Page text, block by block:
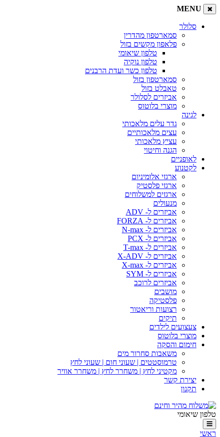
MENU
סלולר
סמארטפון מהדרין
פלאפון מקשים בזול
טלפון שיאומי
טלפון נוקיה
טלפון כשר ועדת הרבנים
סמארטפון בזול
טאבלט בזול
אביזרים לסלולר
מוצרי בלוטוס
לגינה
גדר עלים מלאכותי
עצים מלאכותיים
עציץ מלאכותי
הגנה וחיטוי
לאופניים
לקטנוע
ארגזי אלומיניום
ארגזי פלסטיק
ארגזים למשלוחים
מנעולים
אביזרים ל- ADV
אביזרים ל- FORZA
אביזרים ל- N-max
אביזרים ל- PCX
אביזרים ל- T-max
אביזרים ל- X-ADV
אביזרים ל- X-max
אביזרים ל- SYM
אביזרים לרוכב
מושבים
פלסטיקה
רצועות וריאטור
תיקים
צעצועים לילדים
מוצרי בלוטוס
חימום והסקה
משאבות סחרור מים
טרמוסטטים | שעוני חום | שעוני לחץ
מקטיני לחץ | משחרר לחץ | משחרר אוויר
יצירת קשר
תקנון
טלפון שיאומי
ראשי